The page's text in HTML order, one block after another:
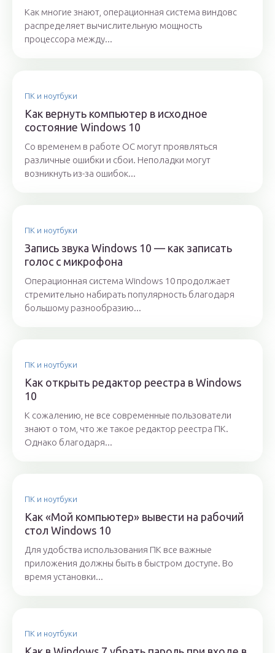
Как многие знают, операционная система виндовс
распределяет вычислительную мощность
процессора между...
ПК и ноутбуки
Как вернуть компьютер в исходное
состояние Windows 10
Со временем в работе ОС могут проявляться
различные ошибки и сбои. Неполадки могут
возникнуть из-за ошибок...
ПК и ноутбуки
Запись звука Windows 10 — как записать
голос с микрофона
Операционная система Windows 10 продолжает
стремительно набирать популярность благодаря
большому разнообразию...
ПК и ноутбуки
Как открыть редактор реестра в Windows
10
К сожалению, не все современные пользователи
знают о том, что же такое редактор реестра ПК.
Однако благодаря...
ПК и ноутбуки
Как «Мой компьютер» вывести на рабочий
стол Windows 10
Для удобства использования ПК все важные
приложения должны быть в быстром доступе. Во
время установки...
ПК и ноутбуки